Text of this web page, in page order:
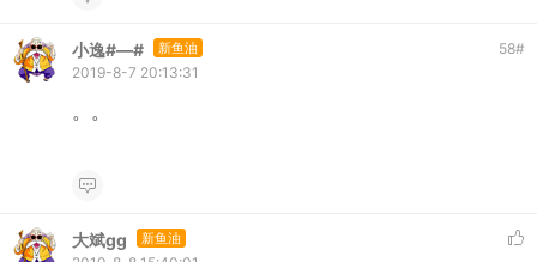
小逸#—# 新鱼油 58#
2019-8-7 20:13:31
。。
大斌gg 新鱼油